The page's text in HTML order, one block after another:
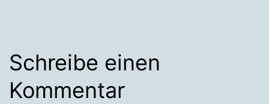
Schreibe einen
Kommentar